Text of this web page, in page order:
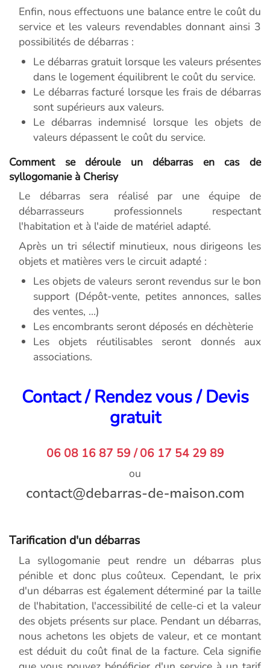
Enfin, nous effectuons une balance entre le coût du
service et les valeurs revendables donnant ainsi 3
possibilités de débarras :
Le débarras gratuit lorsque les valeurs présentes
dans le logement équilibrent le coût du service.
Le débarras facturé lorsque les frais de débarras
sont supérieurs aux valeurs.
Le débarras indemnisé lorsque les objets de
valeurs dépassent le coût du service.
Comment se déroule un débarras en cas de
syllogomanie à Cherisy
Le débarras sera réalisé par une équipe de
débarrasseurs professionnels respectant
l'habitation et à l'aide de matériel adapté.
Après un tri sélectif minutieux, nous dirigeons les
objets et matières vers le circuit adapté :
Les objets de valeurs seront revendus sur le bon
support (Dépôt-vente, petites annonces, salles
des ventes, ...)
Les encombrants seront déposés en déchèterie
Les objets réutilisables seront donnés aux
associations.
Contact / Rendez vous / Devis
gratuit
06 08 16 87 59 / 06 17 54 29 89
ou
Tarification d'un débarras
La syllogomanie peut rendre un débarras plus
pénible et donc plus coûteux. Cependant, le prix
d'un débarras est également déterminé par la taille
de l'habitation, l'accessibilité de celle-ci et la valeur
des objets présents sur place. Pendant un débarras,
nous achetons les objets de valeur, et ce montant
est déduit du coût final de la facture. Cela signifie